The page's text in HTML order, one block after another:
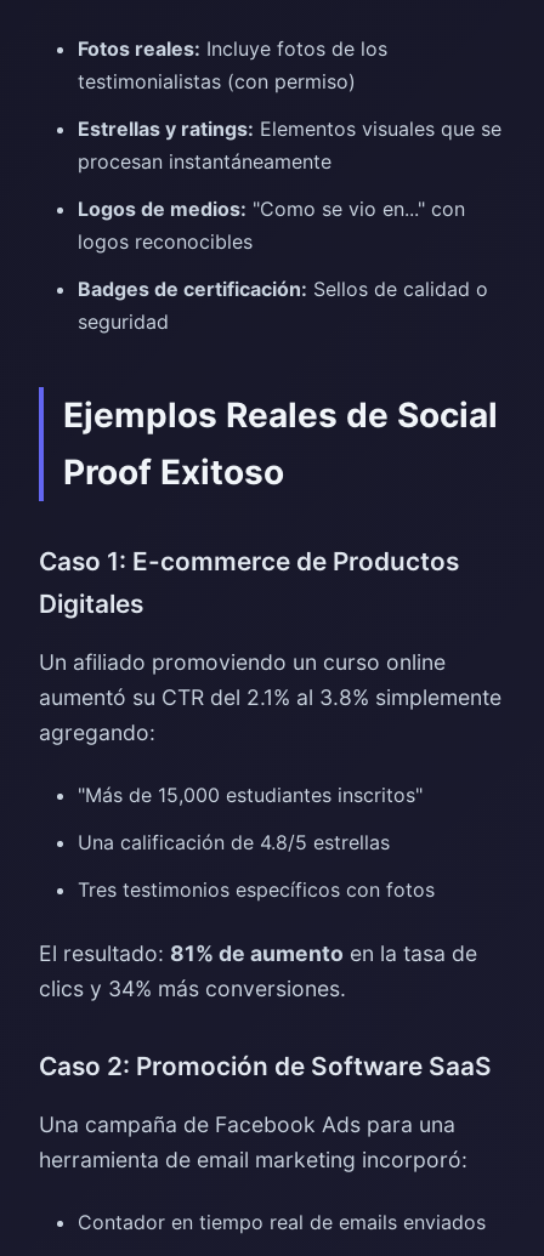
Fotos reales: Incluye fotos de los
testimonialistas (con permiso)
Estrellas y ratings: Elementos visuales que se
procesan instantáneamente
Logos de medios: "Como se vio en..." con
logos reconocibles
Badges de certificación: Sellos de calidad o
seguridad
Ejemplos Reales de Social
Proof Exitoso
Caso 1: E-commerce de Productos
Digitales
Un afiliado promoviendo un curso online
aumentó su CTR del 2.1% al 3.8% simplemente
agregando:
"Más de 15,000 estudiantes inscritos"
Una calificación de 4.8/5 estrellas
Tres testimonios específicos con fotos
El resultado: 81% de aumento en la tasa de
clics y 34% más conversiones.
Caso 2: Promoción de Software SaaS
Una campaña de Facebook Ads para una
herramienta de email marketing incorporó:
Contador en tiempo real de emails enviados